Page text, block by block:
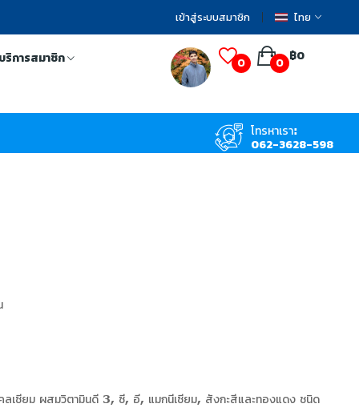
เข้าสู่ระบบสมาชิก ไทย
บริการสมาชิก 0 ฿0
0
โทรหาเรา:
062-3628-598
เซียม ผสมวิตามินดี 3, ซี, อี, แมกนีเซียม, สังกะสีและทองแดง ชนิด